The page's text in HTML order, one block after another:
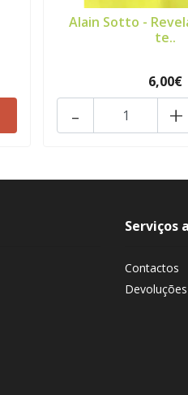
Alain Sotto -
te..
6,00€
+
-
Serviços
Contactos